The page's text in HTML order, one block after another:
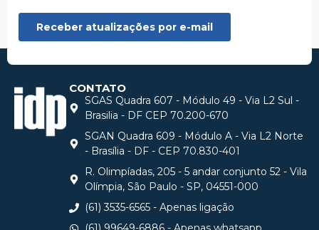
CONTATO
SGAS Quadra 607 - Módulo 49 - Via L2 Sul -
Brasilia - DF CEP 70.200-670
SGAN Quadra 609 - Módulo A - Via L2 Norte
- Brasília - DF - CEP 70.830-401
R. Olimpíadas, 205 - 5 andar conjunto 52 - Vila
Olímpia, São Paulo - SP, 04551-000
(61) 3535-6565 - Apenas ligação